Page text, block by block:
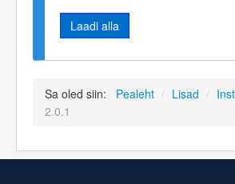
Laadi alla
Sa oled siin: Pealeht / Lisad /
2.0.1